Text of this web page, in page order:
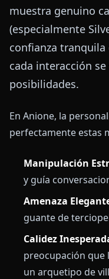
muestra genuino
(especialmente
confianza
cada interacción
posibilidades.
En Anione, la
perfectamente estas
Manipulación
y guía
Amenaza
guante de
Calidez
preocupación que
un arquetipo de